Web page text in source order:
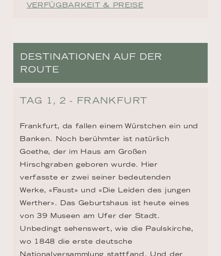
VERFÜGBARKEIT & PREISE
DESTINATIONEN AUF DER
ROUTE
TAG 1, 2 - FRANKFURT
Frankfurt, da fallen einem Würstchen ein und
Banken. Noch berühmter ist natürlich
Goethe, der im Haus am Großen
Hirschgraben geboren wurde. Hier
verfasste er zwei seiner bedeutenden
Werke, «Faust» und «Die Leiden des jungen
Werther». Das Geburtshaus ist heute eines
von 39 Museen am Ufer der Stadt.
Unbedingt sehenswert, wie die Paulskirche,
wo 1848 die erste deutsche
Nationalversammlung stattfand. Und der